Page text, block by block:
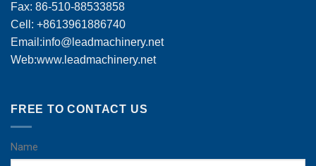
Fax: 86-510-88533858
Cell: +8613961886740
Email:info@leadmachinery.net
Web:www.leadmachinery.net
FREE TO CONTACT US
Name